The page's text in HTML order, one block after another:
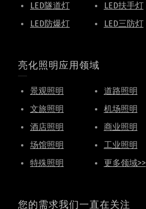
LED隧道灯
LED扶手灯
LED防爆灯
LED三防灯
亮化照明应用领域
景观照明 道路照明
文旅照明
机场照明
酒店照明
商业照明
场馆照明
工业照明
特殊照明
更多领域>>
您的需求我们一直在关注